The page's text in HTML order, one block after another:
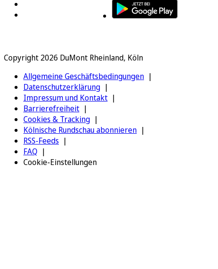
Copyright 2026 DuMont Rheinland, Köln
Allgemeine Geschäftsbedingungen
Datenschutzerklärung
Impressum und Kontakt
Barrierefreiheit
Cookies & Tracking
Kölnische Rundschau abonnieren
RSS-Feeds
FAQ
Cookie-Einstellungen